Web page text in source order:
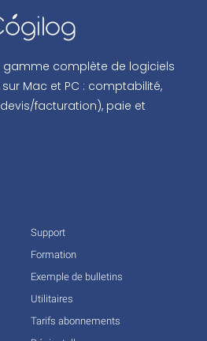
gamme complète de logiciels
Mac et PC : comptabilité,
facturation), paie et
Support
Formation
Exemple de bulletins
Utilitaires
Tarifs abonnements